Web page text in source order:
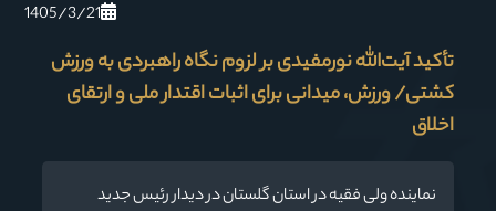
1405/3/21
تأکید آیت‌الله نورمفیدی بر لزوم نگاه راهبردی به ورزش
کشتی/ ورزش، میدانی برای اثبات اقتدار ملی و ارتقای
اخلاق
نماینده ولی فقیه در استان گلستان در دیدار رئیس جدید